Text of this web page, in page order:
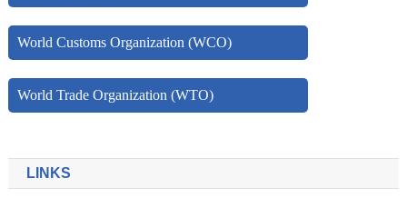
World Customs Organization (WCO)
World Trade Organization (WTO)
LINKS